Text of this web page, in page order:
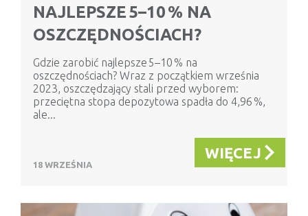
NAJLEPSZE 5–10 % NA
OSZCZĘDNOŚCIACH?
Gdzie zarobić najlepsze 5–10 % na
oszczędnościach? Wraz z początkiem września
2023, oszczędzający stali przed wyborem:
przeciętna stopa depozytowa spadła do 4,96 %,
ale...
18 WRZEŚNIA
WIĘCEJ